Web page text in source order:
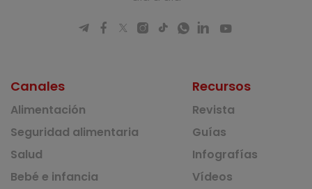
Canales
Alimentación
Seguridad alimentaria
Salud
Bebé e infancia
Recursos
Revista
Guías
Infografías
Vídeos